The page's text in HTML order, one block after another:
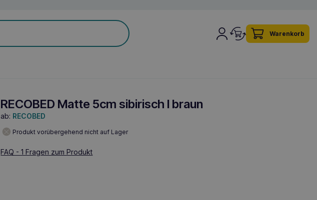
Warenkorb
RECOBED Matte 5cm sibirisch l braun
ab: RECOBED
Produkt vorübergehend nicht auf Lager
FAQ - 1 Fragen zum Produkt